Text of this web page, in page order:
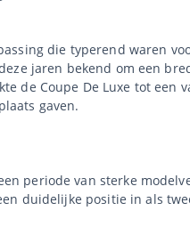
die typerend waren
jaren bekend om een
de Coupe De Luxe tot een
gaven.
periode van sterke
duidelijke positie in als